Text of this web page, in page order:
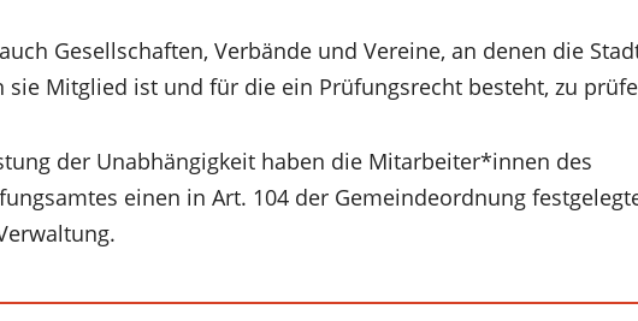
Gesellschaften, Verbände und Vereine, an denen die
sie Mitglied ist und für die ein Prüfungsrecht besteht, zu
der Unabhängigkeit haben die Mitarbeiter*innen des
einen in Art. 104 der Gemeindeordnung